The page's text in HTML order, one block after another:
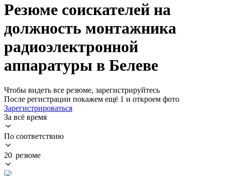
Резюме соискателей на
должность монтажника
радиоэлектронной
аппаратуры в Белеве
Чтобы видеть все резюме, зарегистрируйтесь
После регистрации покажем ещё 1 и откроем фото
Зарегистрироваться
За всё время
По соответствию
20 резюме